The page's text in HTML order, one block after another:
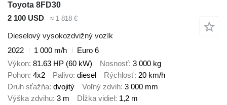
Toyota 8FD30
2 100 USD
≈ 1 818 €
Dieselový vysokozdvižný vozík
2022
1 000 m/h
Euro 6
Výkon 81.63 HP (60 kW) Nosnosť 3 000 kg
Pohon 4x2 Palivo diesel Rýchlosť 20 km/h
Druh sťažňa dvojitý Voľný zdvih 3 000 mm
Výška zdvihu 3 m Dĺžka vidiel 1,2 m